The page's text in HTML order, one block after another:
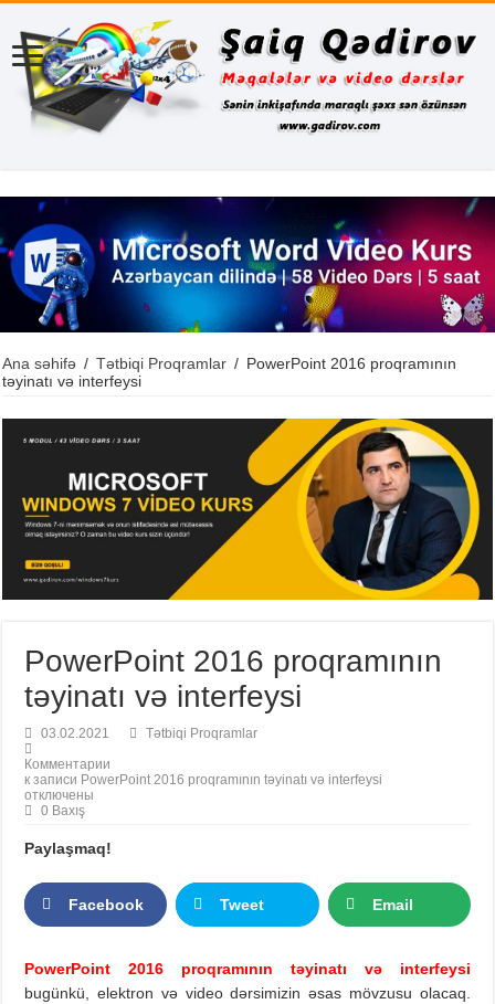
Ana səhifə / Tətbiqi Proqramlar / PowerPoint 2016 proqramının
təyinatı və interfeysi
PowerPoint 2016 proqramının
təyinatı və interfeysi
03.02.2021
Tətbiqi Proqramlar
Комментарии
к записи PowerPoint 2016 proqramının təyinatı və interfeysi
отключены
0 Baxış
Paylaşmaq!
Facebook Tweet Email
PowerPoint 2016 proqramının təyinatı və interfeysi
bugünkü, elektron və video dərsimizin əsas mövzusu olacaq.